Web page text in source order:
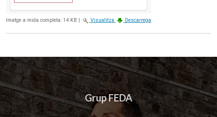
Imatge a mida completa: 14 KB | Visualitza Descarrega
Grup FEDA